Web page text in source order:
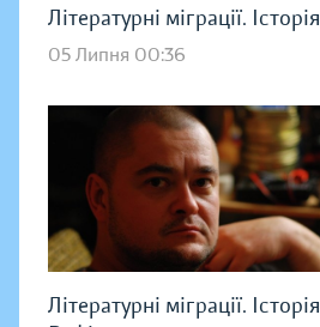
Літературні міграції.
05 Липня 00:36
Літературні міграції.